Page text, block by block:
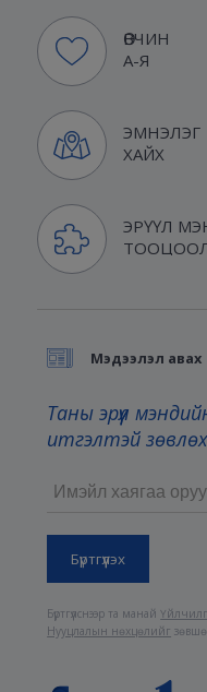
ӨВЧИН
А-Я
ЭМНЭЛЭГ
ХАЙХ
ЭРҮҮЛ
Мэдээлэл авах
Таны эрүүл
итгэлтэй зөвлөх
Бүртгүүлснээр та манай
Нууцлалын нөхцөлийг